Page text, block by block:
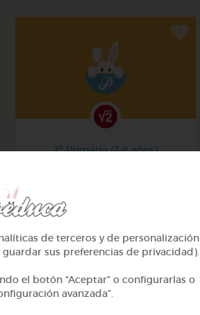
2º Primaria (7-8 años)
de terceros y de personalización
sus preferencias de privacidad).
el botón “Aceptar” o configurarlas o
avanzada”.